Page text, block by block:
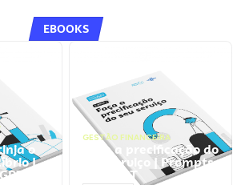
EBOOKS
o
|
GESTÃO FINANCEIRA
Faça a precificação do
seu serviço | Prompts
ChatGPT